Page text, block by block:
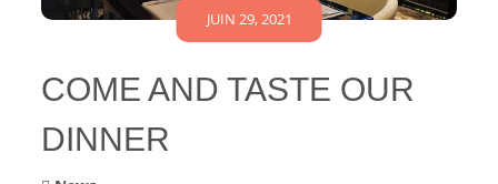
JUIN 29, 2021
COME AND TASTE OUR
DINNER